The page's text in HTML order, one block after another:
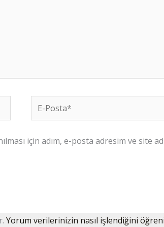
Posta*
için adım, e-posta adresim ve site
Yorum verilerinizin nasıl işlendiğini